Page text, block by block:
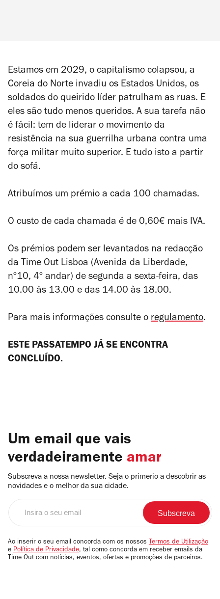
Estamos em 2029, o capitalismo colapsou, a
Coreia do Norte invadiu os Estados Unidos, os
soldados do queirido líder patrulham as ruas. E
eles são tudo menos queridos. A sua tarefa não
é fácil: tem de liderar o movimento da
resistência na sua guerrilha urbana contra uma
força militar muito superior. E tudo isto a partir
do sofá.
Atribuímos um prémio a cada 100 chamadas.
O custo de cada chamada é de 0,60€ mais IVA.
Os prémios podem ser levantados na redacção
da Time Out Lisboa (Avenida da Liberdade,
nº10, 4º andar) de segunda a sexta-feira, das
10.00 às 13.00 e das 14.00 às 18.00.
Para mais informações consulte o regulamento.
ESTE PASSATEMPO JÁ SE ENCONTRA
CONCLUÍDO.
Um email que vais
verdadeiramente amar
Subscreva a nossa newsletter. Seja o primerio a descobrir as
novidades e o melhor da sua cidade.
email
Ao inserir o seu email concorda com os nossos Termos de Utilização
e Política de Privacidade, tal como concorda em receber emails da
Time Out com notícias, eventos, ofertas e promoções de parceiros.